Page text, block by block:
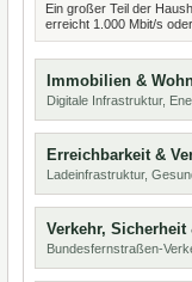
Ein großer Teil der
erreicht 1.000 Mbit/s
Immobilien &
Digitale Infrastruktur,
Erreichbarkeit &
Ladeinfrastruktur,
Verkehr, Sicherheit
Bundesfernstraßen-